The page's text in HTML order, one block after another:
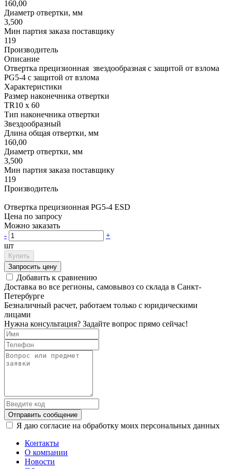
160,00
Диаметр отвертки, мм
3,500
Мин партия заказа поставщику
119
Производитель
Описание
Отвертка прецизионная звездообразная с защитой от взлома
PG5-4 с защитой от взлома
Характеристики
Размер наконечника отвертки
TR10 x 60
Тип наконечника отвертки
Звездообразный
Длина общая отвертки, мм
160,00
Диаметр отвертки, мм
3,500
Мин партия заказа поставщику
119
Производитель
Отвертка прецизионная PG5-4 ESD
Цена по запросу
Можно заказать
-
+
шт
Купить
Запросить цену
Добавить к сравнению
Доставка во все регионы, самовывоз со склада в Санкт-
Петербурге
Безналичный расчет, работаем только с юридическими
лицами
Нужна консультация? Задайте вопрос прямо сейчас!
Отправить сообщение
Я даю согласие на обработку моих персональных данных
Контакты
О компании
Новости